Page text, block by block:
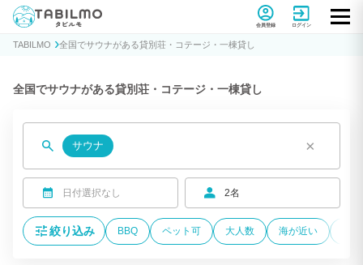
貸別荘コテージ・一棟貸し宿泊予約サイトTABILMO(タビルモ)
会員登録 ログイン
TABILMO 全国でサウナがある貸別荘・コテージ・一棟貸し
全国でサウナがある貸別荘・コテージ・一棟貸し
サウナ ×
日付選択なし 2名
絞り込み BBQ ペット可 大人数 海が近い